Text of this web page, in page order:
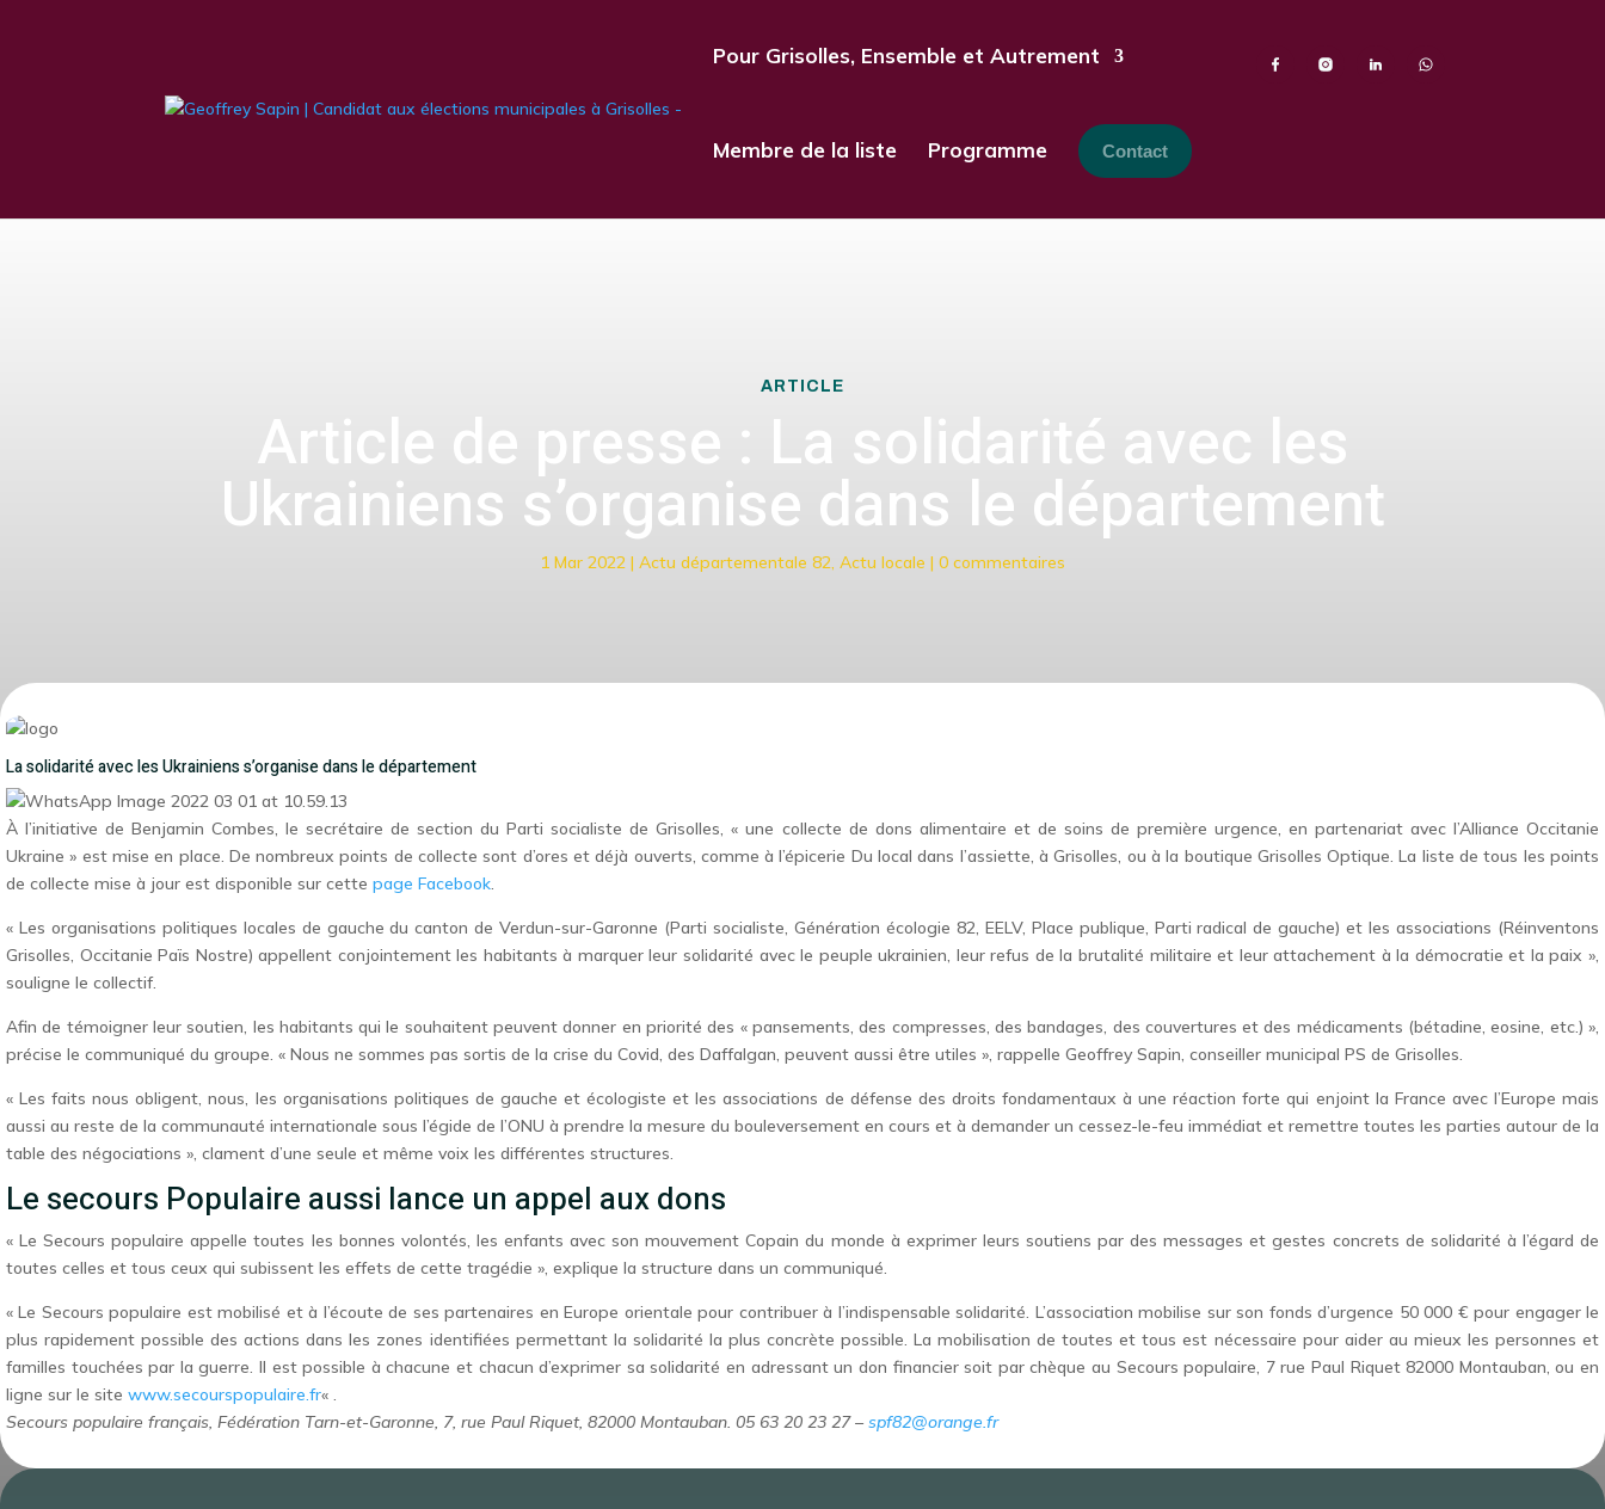
Pour Grisolles, Ensemble et Autrement
Membre de la liste Programme Contact
ARTICLE
Article de presse : La solidarité avec les
Ukrainiens s’organise dans le département
1 Mar 2022 | Actu départementale 82, Actu locale | 0 commentaires
La solidarité avec les Ukrainiens s’organise dans le département
À l’initiative de Benjamin Combes, le secrétaire de section du Parti socialiste de Grisolles, « une collecte de dons alimentaire et de soins de première urgence, en partenariat avec l’Alliance Occitanie
Ukraine » est mise en place. De nombreux points de collecte sont d’ores et déjà ouverts, comme à l’épicerie Du local dans l’assiette, à Grisolles, ou à la boutique Grisolles Optique. La liste de tous les points
de collecte mise à jour est disponible sur cette page Facebook.
« Les organisations politiques locales de gauche du canton de Verdun-sur-Garonne (Parti socialiste, Génération écologie 82, EELV, Place publique, Parti radical de gauche) et les associations (Réinventons
Grisolles, Occitanie Païs Nostre) appellent conjointement les habitants à marquer leur solidarité avec le peuple ukrainien, leur refus de la brutalité militaire et leur attachement à la démocratie et la paix »,
souligne le collectif.
Afin de témoigner leur soutien, les habitants qui le souhaitent peuvent donner en priorité des « pansements, des compresses, des bandages, des couvertures et des médicaments (bétadine, eosine, etc.) »,
précise le communiqué du groupe. « Nous ne sommes pas sortis de la crise du Covid, des Daffalgan, peuvent aussi être utiles », rappelle Geoffrey Sapin, conseiller municipal PS de Grisolles.
« Les faits nous obligent, nous, les organisations politiques de gauche et écologiste et les associations de défense des droits fondamentaux à une réaction forte qui enjoint la France avec l’Europe mais
aussi au reste de la communauté internationale sous l’égide de l’ONU à prendre la mesure du bouleversement en cours et à demander un cessez-le-feu immédiat et remettre toutes les parties autour de la
table des négociations », clament d’une seule et même voix les différentes structures.
Le secours Populaire aussi lance un appel aux dons
« Le Secours populaire appelle toutes les bonnes volontés, les enfants avec son mouvement Copain du monde à exprimer leurs soutiens par des messages et gestes concrets de solidarité à l’égard de
toutes celles et tous ceux qui subissent les effets de cette tragédie », explique la structure dans un communiqué.
« Le Secours populaire est mobilisé et à l’écoute de ses partenaires en Europe orientale pour contribuer à l’indispensable solidarité. L’association mobilise sur son fonds d’urgence 50 000 € pour engager le
plus rapidement possible des actions dans les zones identifiées permettant la solidarité la plus concrète possible. La mobilisation de toutes et tous est nécessaire pour aider au mieux les personnes et
familles touchées par la guerre. Il est possible à chacune et chacun d’exprimer sa solidarité en adressant un don financier soit par chèque au Secours populaire, 7 rue Paul Riquet 82000 Montauban, ou en
ligne sur le site www.secourspopulaire.fr« .
Secours populaire français, Fédération Tarn-et-Garonne, 7, rue Paul Riquet, 82000 Montauban. 05 63 20 23 27 – spf82@orange.fr